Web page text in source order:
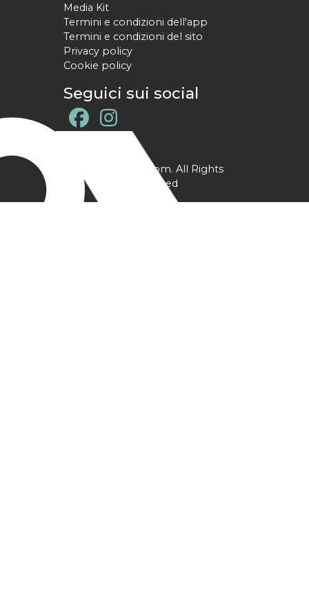
Media Kit
Termini e condizioni dell'app
Termini e condizioni del sito
Privacy policy
Cookie policy
Seguici sui social
@ YPtrainer.com. All Rights
Reserved